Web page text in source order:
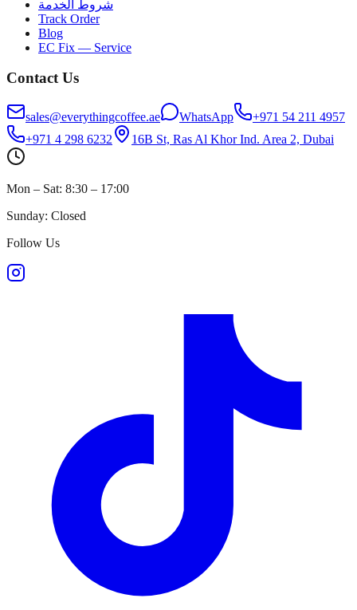
شروط الخدمة
Track Order
Blog
EC Fix — Service
Contact Us
sales@everythingcoffee.ae WhatsApp
+971 54 211 4957
+971 4 298 6232
16B St, Ras Al Khor Ind. Area 2, Dubai
Mon – Sat: 8:30 – 17:00
Sunday: Closed
Follow Us